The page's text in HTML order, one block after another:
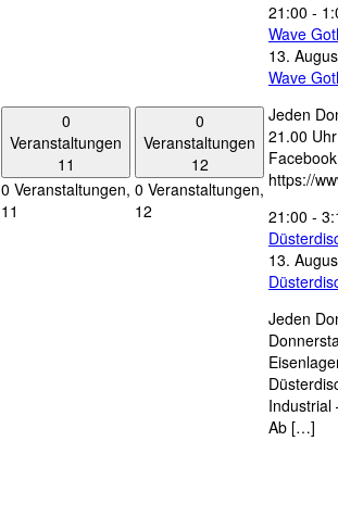
0
Veranstaltungen
11
0 Veranstaltungen,
11
0
Veranstaltungen
12
0 Veranstaltungen,
12
21:00 -
Wave
13.
Wave
Jeden
21.00
https://
21:00 -
13.
Jeden
Industrial
Ab […]